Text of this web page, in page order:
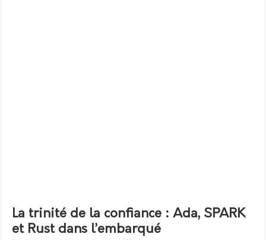
La trinité de la confiance : Ada, SPARK
et Rust dans l’embarqué